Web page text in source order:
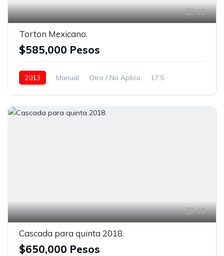
12
Torton Mexicano.
$585,000 Pesos
2013 Manual Otro / No Aplica
17.5
Blanco
13
Cascada para quinta 2018.
$650,000 Pesos